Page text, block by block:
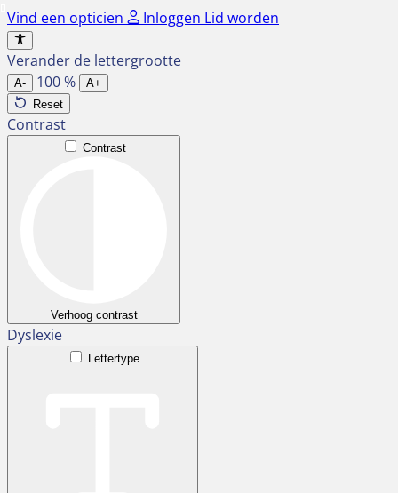
Ga
naar
de
inhoud
Vind een opticien Inloggen Lid worden
Verander de lettergrootte
A- 100%
A+
Reset
Contrast
Contrast
Verhoog contrast
Dyslexie
Lettertype